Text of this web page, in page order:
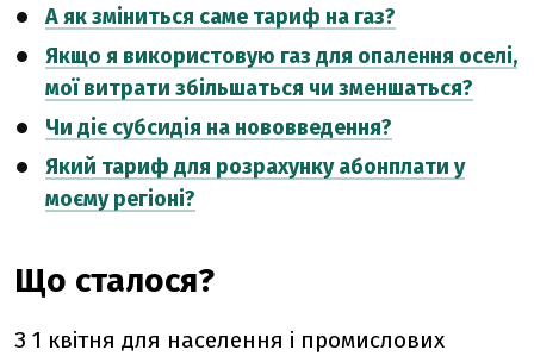
А як зміниться саме тариф на газ?
Якщо я використовую газ для опалення оселі,
мої витрати збільшаться чи зменшаться?
Чи діє субсидія на нововведення?
Який тариф для розрахунку абонплати у
моєму регіоні?
Що сталося?
З 1 квітня для населення і промислових